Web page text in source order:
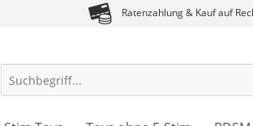
Ratenzahlung & Kauf auf